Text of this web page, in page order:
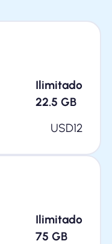
Ilimitado
22.5 GB
USD12
Ilimitado
75 GB